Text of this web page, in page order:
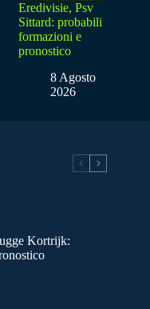
Eredivisie, Psv
Sittard: probabili
formazioni e
pronostico
8 Agosto
2026
Kortrijk: